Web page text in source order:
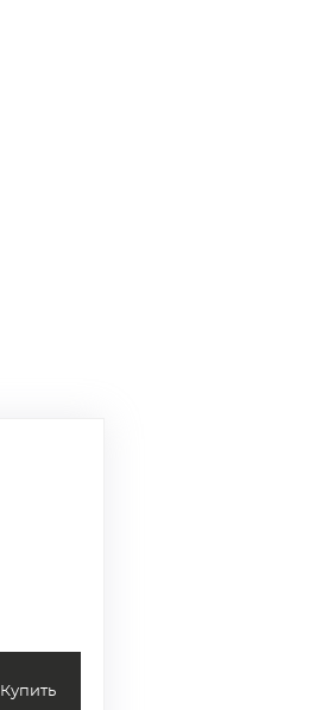
Купить